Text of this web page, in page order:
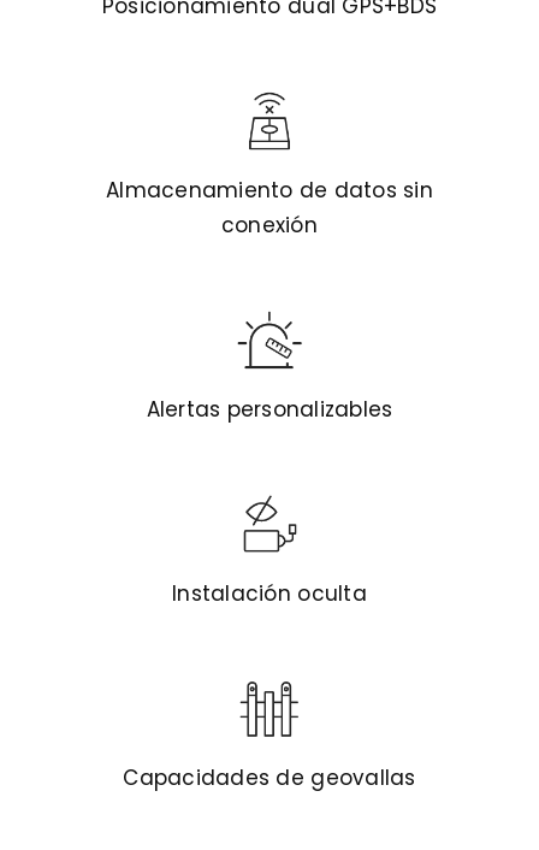
Posicionamiento dual GPS+BDS
Almacenamiento de datos sin
conexión
Alertas personalizables
Instalación oculta
Capacidades de geovallas